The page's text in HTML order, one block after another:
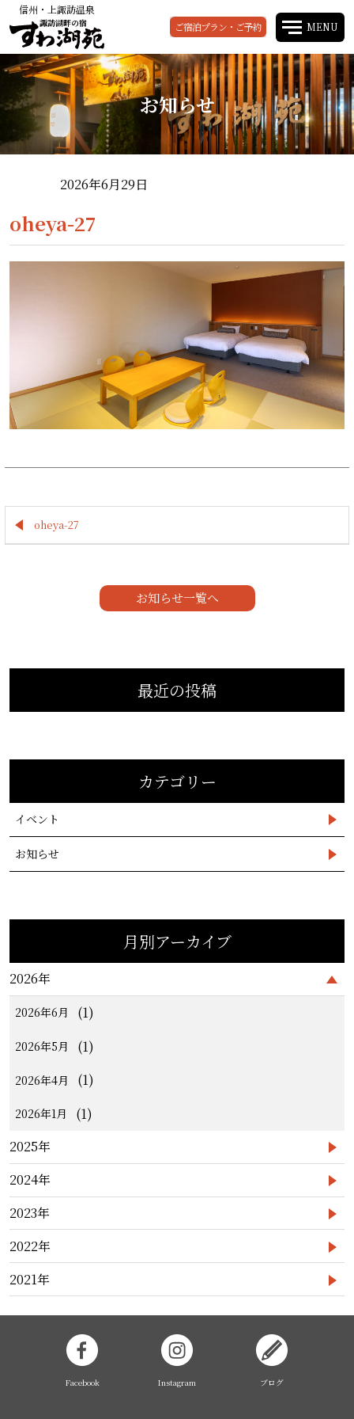
信州・上諏訪温泉
諏訪湖畔の宿 ご宿泊プラン・ご予約 MENU
お知らせ
2026年6月29日
oheya-27
oheya-27
お知らせ一覧へ
最近の投稿
カテゴリー
イベント
お知らせ
月別アーカイブ
2026年
2026年6月 (1)
2026年5月 (1)
2026年4月 (1)
2026年1月
(1)
2025年
2024年
2023年
2022年
2021年
Facebook Instagram ブログ